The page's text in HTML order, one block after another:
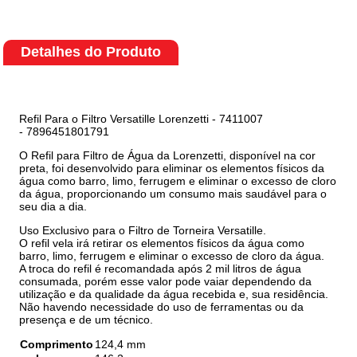
Detalhes do Produto
Refil Para o Filtro Versatille Lorenzetti - 7411007
- 7896451801791
O Refil para Filtro de Água da Lorenzetti, disponível na cor
preta, foi desenvolvido para eliminar os elementos físicos da
água como barro, limo, ferrugem e eliminar o excesso de cloro
da água, proporcionando um consumo mais saudável para o
seu dia a dia.
Uso Exclusivo para o Filtro de Torneira Versatille.
O refil vela irá retirar os elementos físicos da água como
barro, limo, ferrugem e eliminar o excesso de cloro da água.
A troca do refil é recomandada após 2 mil litros de água
consumada, porém esse valor pode vaiar dependendo da
utilização e da qualidade da água recebida e, sua residência.
Não havendo necessidade do uso de ferramentas ou da
presença e de um técnico.
Comprimento 124,4 mm